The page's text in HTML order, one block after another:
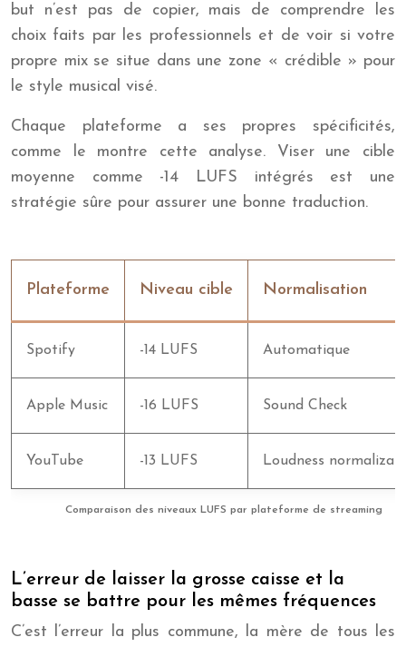
but n’est pas de copier, mais de comprendre les
choix faits par les professionnels et de voir si votre
propre mix se situe dans une zone « crédible » pour
le style musical visé.
Chaque plateforme a ses propres spécificités,
comme le montre cette analyse. Viser une cible
moyenne comme -14 LUFS intégrés est une
stratégie sûre pour assurer une bonne traduction.
Comparaison des niveaux LUFS par plateforme de streaming
Plateforme Niveau cible Normalisation
Spotify -14 LUFS Automatique
Apple Music -16 LUFS Sound Check
YouTube -13 LUFS Loudness
L’erreur de laisser la grosse caisse et la
basse se battre pour les mêmes fréquences
C’est l’erreur la plus commune, la mère de tous les